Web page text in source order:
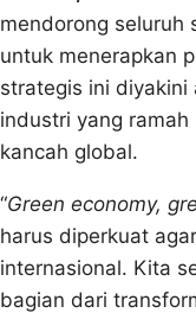
mendorong seluruh
untuk menerapkan
strategis ini diyakini
industri yang
kancah global.
“Green economy,
harus diperkuat
internasional. Kita
bagian dari